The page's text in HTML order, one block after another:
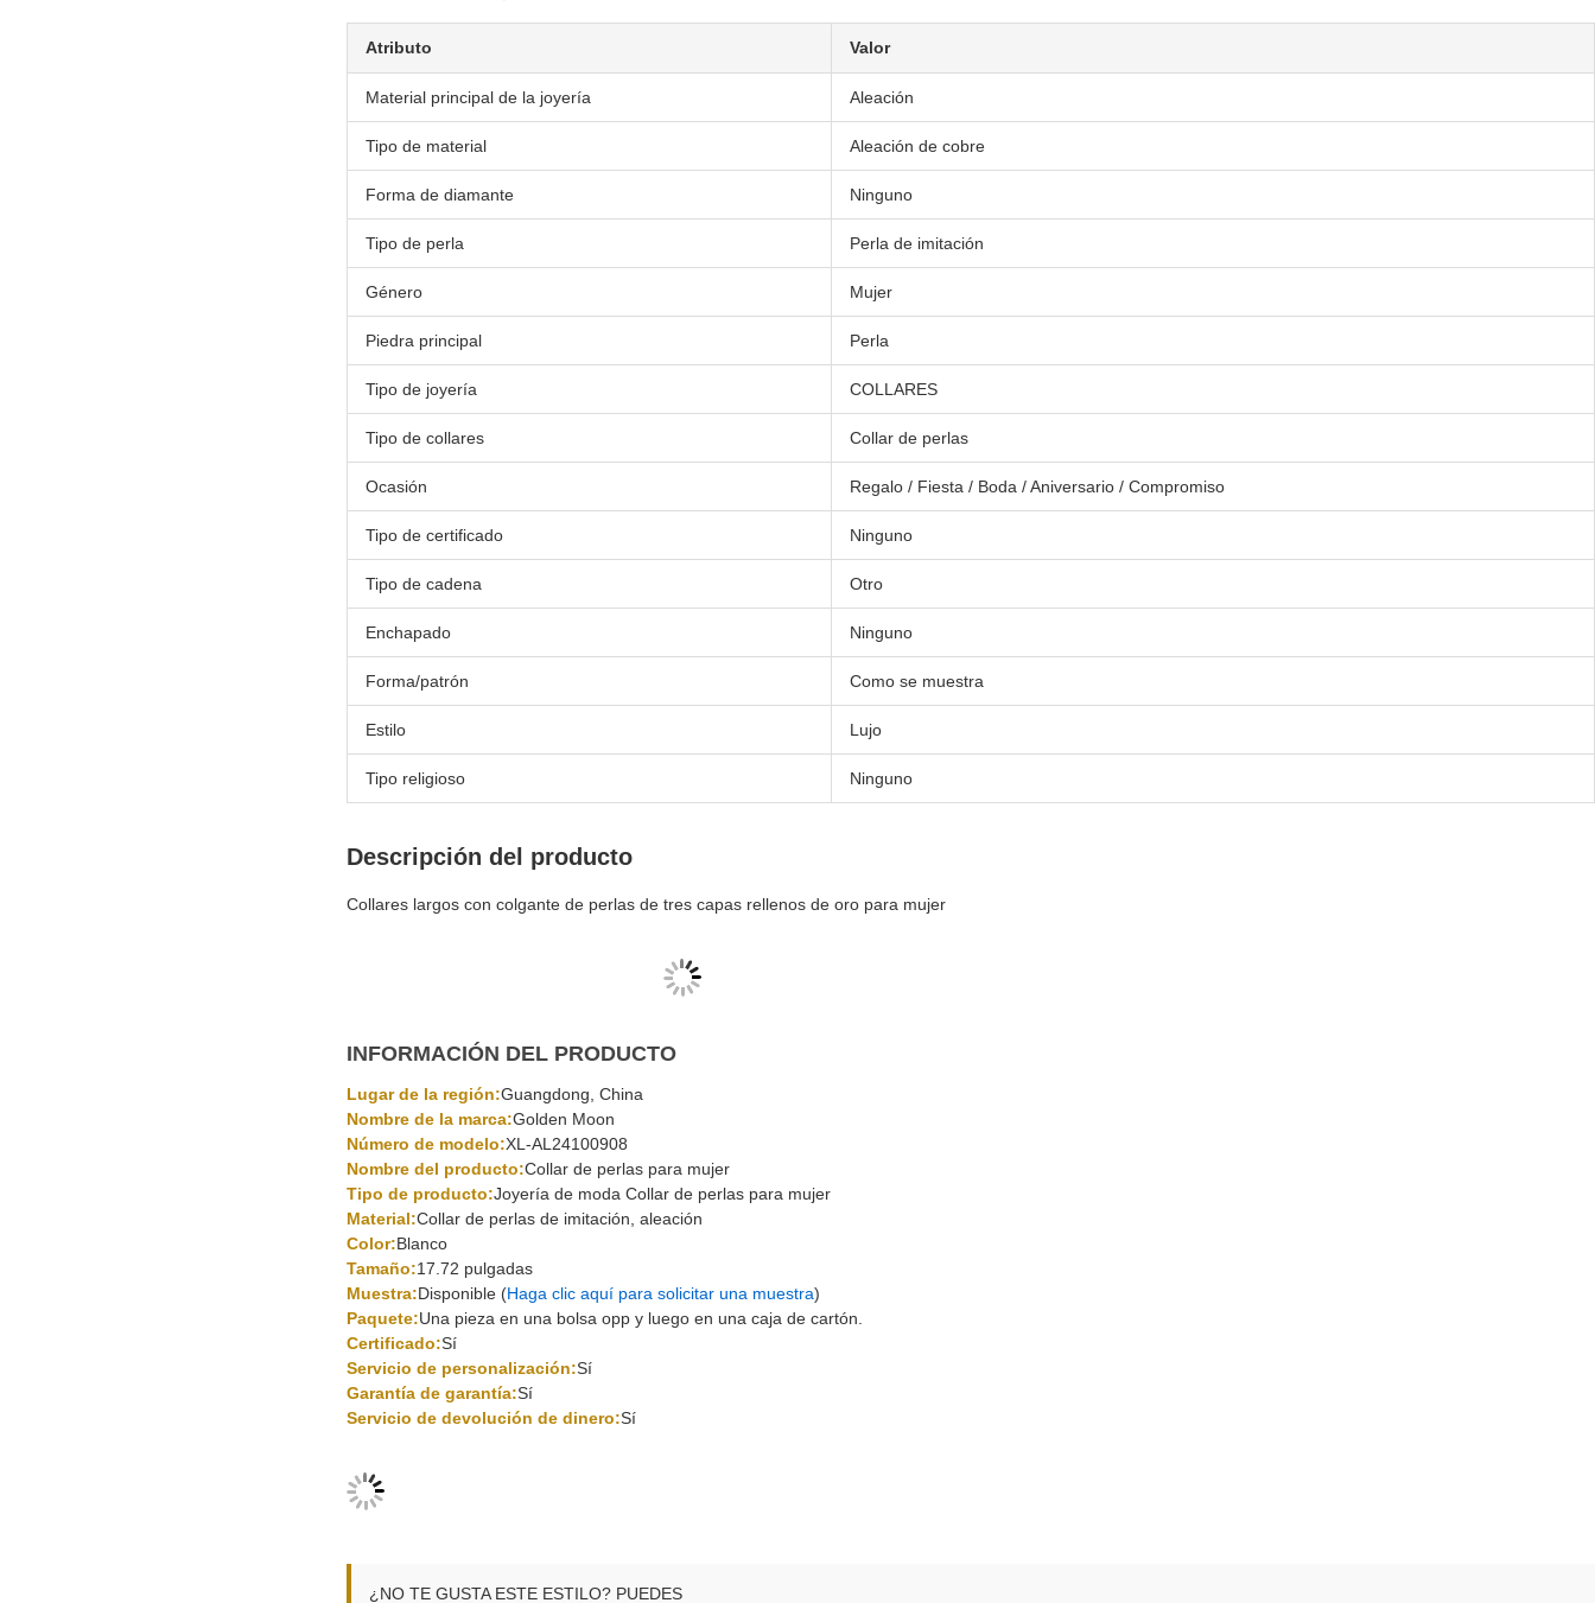
Atributo Valor
Material principal de la joyería Aleación
Tipo de material Aleación de cobre
Forma de diamante Ninguno
Tipo de perla Perla de imitación
Género Mujer
Piedra principal Perla
Tipo de joyería COLLARES
Tipo de collares Collar de perlas
Ocasión Regalo / Fiesta / Boda / Aniversario / Compromiso
Tipo de certificado Ninguno
Tipo de cadena Otro
Enchapado Ninguno
Forma/patrón Como se muestra
Estilo Lujo
Tipo religioso Ninguno
Descripción del producto
Collares largos con colgante de perlas de tres capas rellenos de oro para mujer
INFORMACIÓN DEL PRODUCTO
Lugar de la región:Guangdong, China
Nombre de la marca:Golden Moon
Número de modelo:XL-AL24100908
Nombre del producto:Collar de perlas para mujer
Tipo de producto:Joyería de moda Collar de perlas para mujer
Material:Collar de perlas de imitación, aleación
Color:Blanco
Tamaño:17.72 pulgadas
Muestra:Disponible (Haga clic aquí para solicitar una muestra)
Paquete:Una pieza en una bolsa opp y luego en una caja de cartón.
Certificado:Sí
Servicio de personalización:Sí
Garantía de garantía:Sí
Servicio de devolución de dinero:Sí
¿NO TE GUSTA ESTE ESTILO? PUEDES